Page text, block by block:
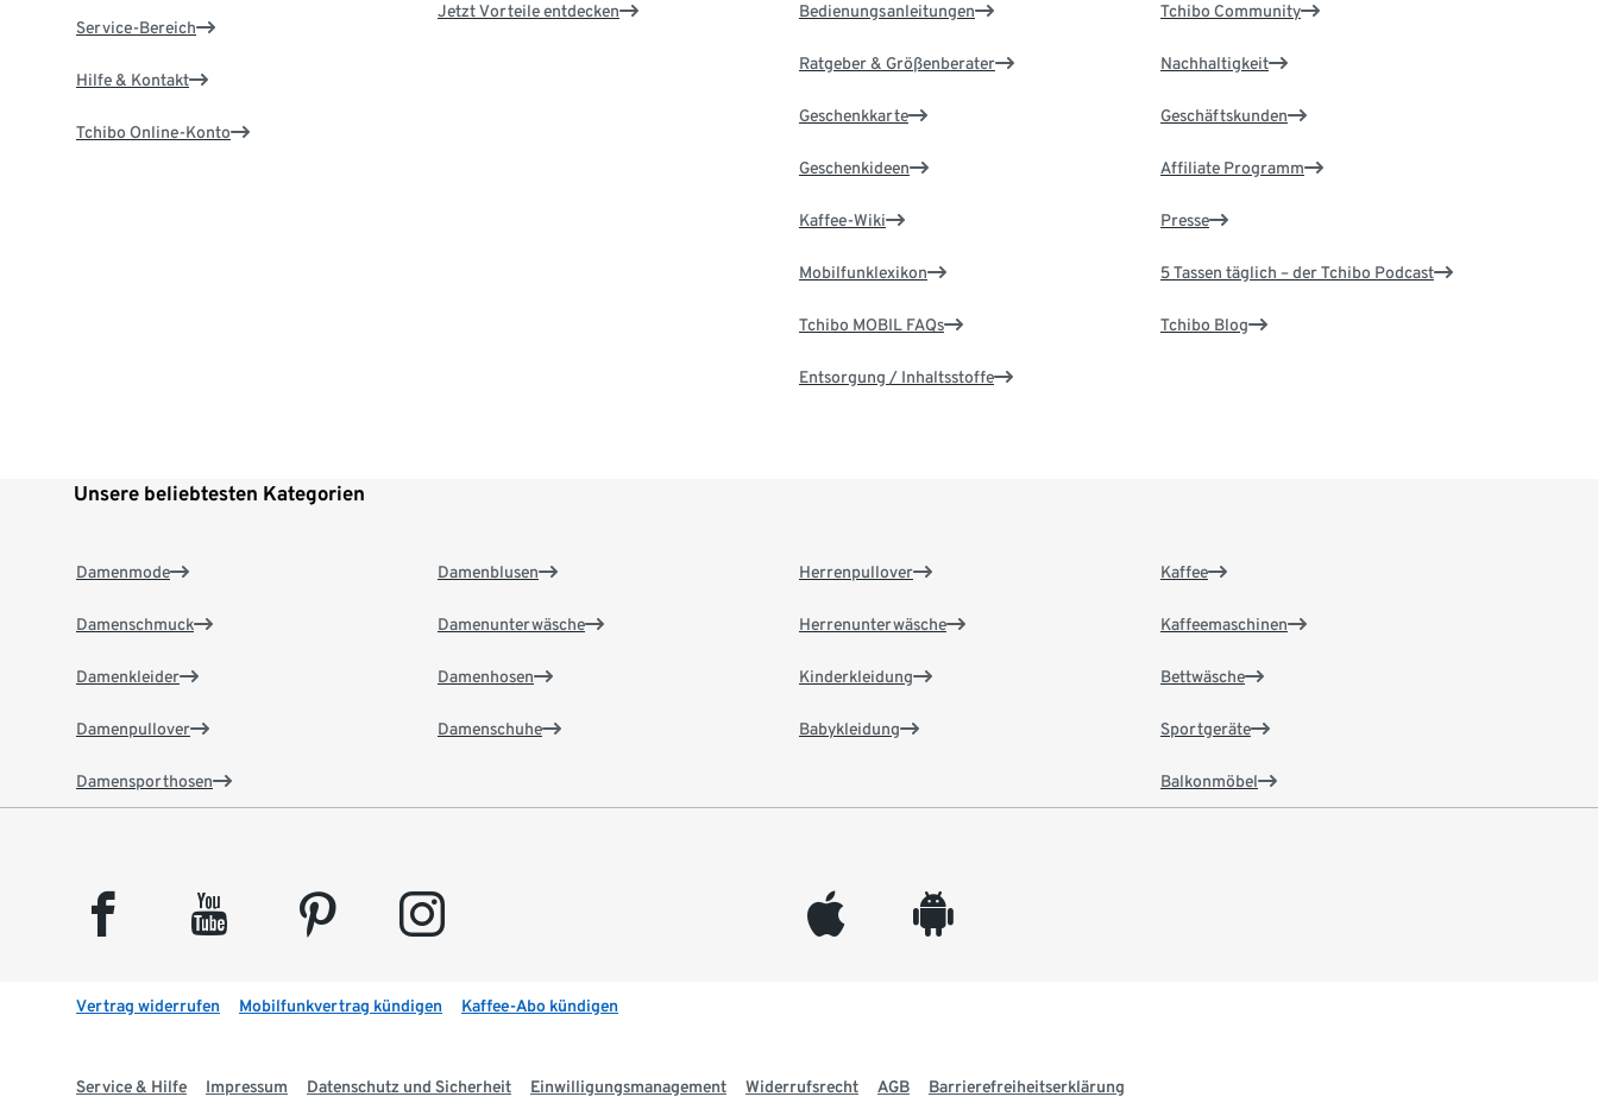
Service-Bereich
Hilfe & Kontakt
Tchibo Online-Konto
Jetzt Vorteile entdecken Bedienungsanleitungen
Ratgeber & Größenberater
Geschenkkarte
Geschenkideen
Kaffee-Wiki
Mobilfunklexikon
Tchibo MOBIL FAQs
Entsorgung / Inhaltsstoffe
Tchibo Community
Nachhaltigkeit
Geschäftskunden
Affiliate Programm
Presse
5 Tassen täglich – der Tchibo Podcast
Tchibo Blog
Unsere beliebtesten Kategorien
Damenmode
Damenschmuck
Damenkleider
Damenpullover
Damensporthosen
Damenblusen
Damenunterwäsche
Damenhosen
Damenschuhe
Herrenpullover
Herrenunterwäsche
Kinderkleidung
Babykleidung
Kaffee
Kaffeemaschinen
Bettwäsche
Sportgeräte
Balkonmöbel
facebook youtube pinterest instagram appleinc android
Vertrag widerrufen Mobilfunkvertrag kündigen Kaffee-Abo kündigen
Service & Hilfe Impressum Datenschutz und Sicherheit Einwilligungsmanagement Widerrufsrecht AGB Barrierefreiheitserklärung